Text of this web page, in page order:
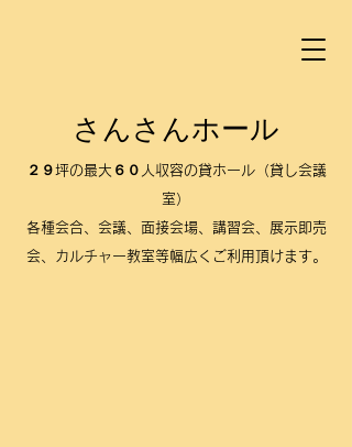
さんさんホール
２９坪の最大６０人収容の貸ホール（貸し会議
室）
各種会合、会議、面接会場、講習会、展示即売
会、カルチャー教室等幅広くご利用頂けます。